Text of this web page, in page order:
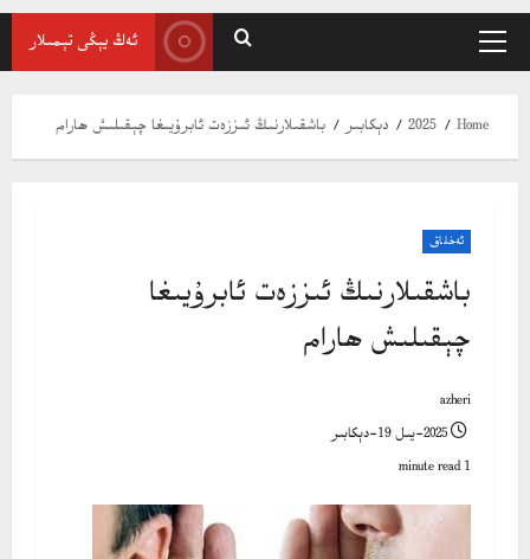
Primary
ئەڭ يېڭى تېمىلار
Home
2025 دېكابىر باشقىلارنىڭ ئىززەت ئابرۇيىغا چېقىلىش ھارام
ئەخلاق
باشقىلارنىڭ ئىززەت ئابرۇيىغا
چېقىلىش ھارام
azheri
1 minute read